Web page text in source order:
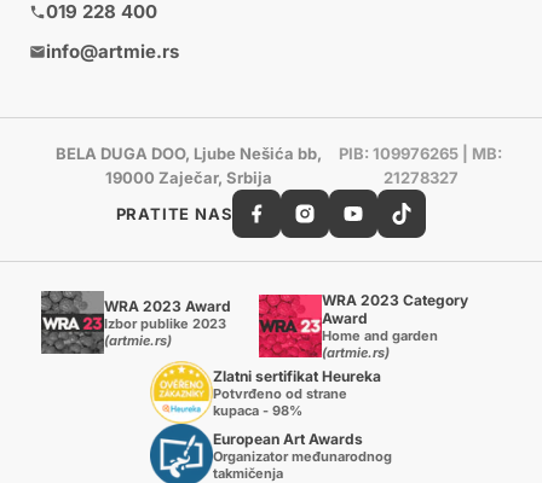
019 228 400
info@artmie.rs
BELA DUGA DOO, Ljube Nešića bb,
19000 Zaječar, Srbija
PIB: 109976265 | MB:
21278327
PRATITE NAS
WRA 2023 Award
Izbor publike 2023
(artmie.rs)
WRA 2023 Category
Award
Home and garden
(artmie.rs)
Zlatni sertifikat Heureka
Potvrđeno od strane
kupaca - 98%
European Art Awards
Organizator međunarodnog
takmičenja